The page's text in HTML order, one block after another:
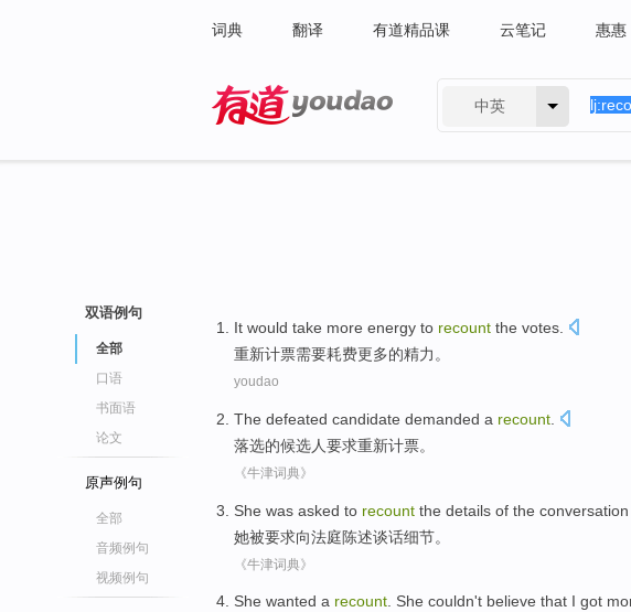
词典 翻译 有道精品课 云笔记 惠惠
中英
双语例句
全部
口语
书面语
论文
原声例句
全部
音频例句
视频例句
It would take more energy to recount the votes.
重新计票需要耗费更多的精力 。
youdao
The defeated candidate demanded a recount
落选的候选人要求重新计票。
《牛津词典》
She was asked to recount the details of the
她被要求向法庭陈述谈话细节。
《牛津词典》
She wanted a recount. She couldn't believe that I got